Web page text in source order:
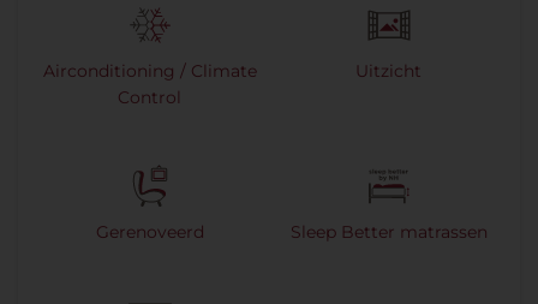
Airconditioning / Climate
Control
Uitzicht
Gerenoveerd Sleep Better matrassen